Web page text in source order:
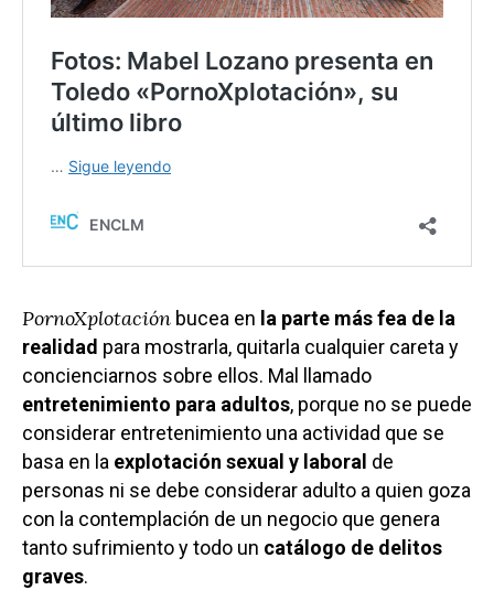
PornoXplotación bucea en la parte más fea de la
realidad para mostrarla, quitarla cualquier careta y
concienciarnos sobre ellos. Mal llamado
entretenimiento para adultos, porque no se puede
considerar entretenimiento una actividad que se
basa en la explotación sexual y laboral de
personas ni se debe considerar adulto a quien goza
con la contemplación de un negocio que genera
tanto sufrimiento y todo un catálogo de delitos
graves.